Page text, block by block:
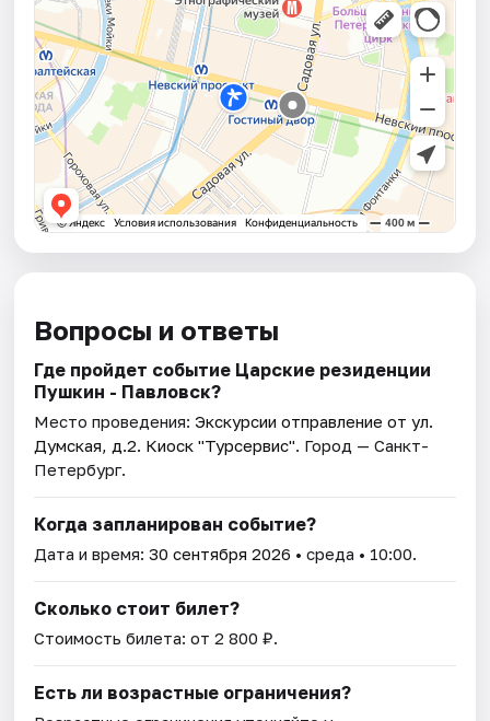
Вопросы и ответы
Где пройдет событие Царские резиденции
Пушкин - Павловск?
Место проведения:Экскурсии отправление от ул.
Думская, д.2. Киоск "Турсервис". Город — Санкт-
Петербург.
Когда запланирован событие?
Дата и время:30 сентября 2026 • среда • 10:00.
Сколько стоит билет?
Стоимость билета: от 2 800 ₽.
Есть ли возрастные ограничения?